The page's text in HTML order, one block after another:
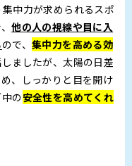
中力が求められるスポ
他の人の視線や目に入
ので、集中力を高める効
ましたが、太陽の日差
、しっかりと目を開け
の安全性を高めてくれ